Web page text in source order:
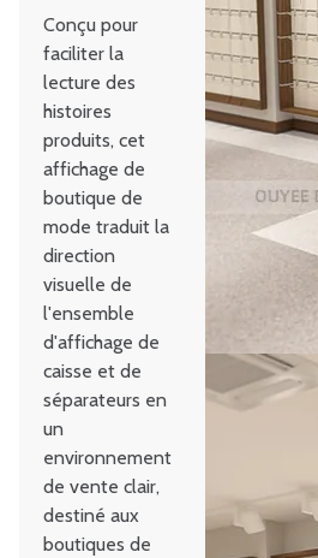
Conçu pour
faciliter la
lecture des
histoires
produits, cet
affichage de
boutique de
mode traduit la
direction
visuelle de
l'ensemble
d'affichage de
caisse et de
séparateurs en
un
environnement
de vente clair,
destiné aux
boutiques de